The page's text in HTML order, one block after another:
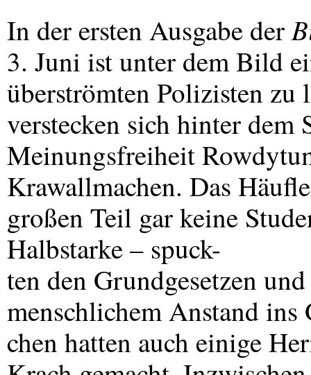
In der ersten Ausgabe der
3. Juni ist unter dem Bild
überströmten Polizisten zu
verstecken sich hinter dem
Meinungsfreiheit
Krawallmachen. Das
großen Teil gar keine
Halbstarke – spuck-
ten den Grundgesetzen
menschlichem Anstand
chen hatten auch einige